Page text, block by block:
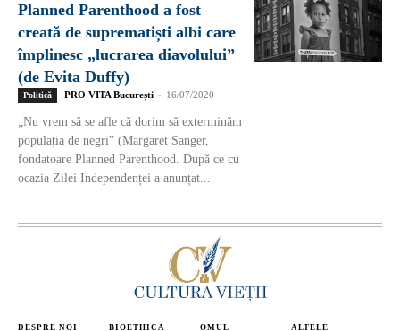
Planned Parenthood a fost
creată de suprematiști albi care
împlinesc „lucrarea diavolului”
(de Evita Duffy)
Politică PRO VITA București - 16/07/2020
„Nu vrem să se afle că dorim să exterminăm
populația de negri” (Margaret Sanger,
fondatoare Planned Parenthood. După ce cu
ocazia Zilei Independenței a anunțat...
DESPRE NOI BIOETHICA OMUL ALTELE